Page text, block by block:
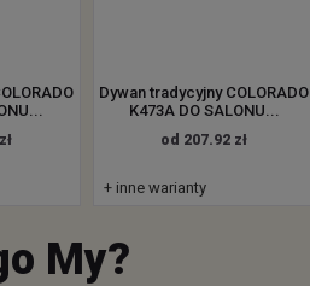
Dywan tradycyjny COLORADO
K473A DO SALONU...
od 207.92 zł
+ inne warianty
My?